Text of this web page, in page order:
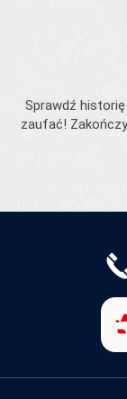
Sprawdź
zaufać!